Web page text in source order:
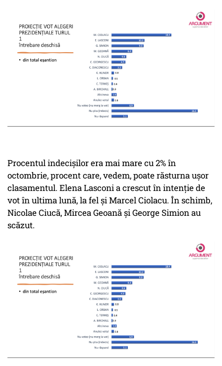
Procentul indecișilor era mai mare cu 2% în
octombrie, procent care, vedem, poate răsturna ușor
clasamentul. Elena Lasconi a crescut în intenție de
vot în ultima lună, la fel și Marcel Ciolacu. În schimb,
Nicolae Ciucă, Mircea Geoană și George Simion au
scăzut.